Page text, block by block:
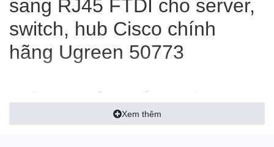
sang RJ45 FTDI cho server,
switch, hub Cisco chính
hãng Ugreen 50773
Thông tin sản phẩm : Cáp
console USB to RJ45 Ugreen
Xem thêm